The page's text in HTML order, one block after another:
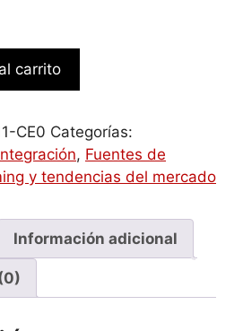
carrito
CE0 Categorías:
, Fuentes de
y tendencias del mercado
Información adicional